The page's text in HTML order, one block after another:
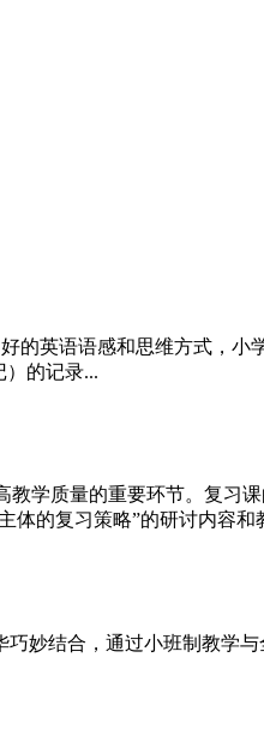
好的英语语感和思维方式，
）的记录...
学质量的重要环节。复习
体的复习策略”的研讨内容和
妙结合，通过小班制教学